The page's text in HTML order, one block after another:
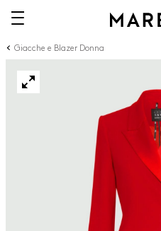
Giacche e Blazer Donna